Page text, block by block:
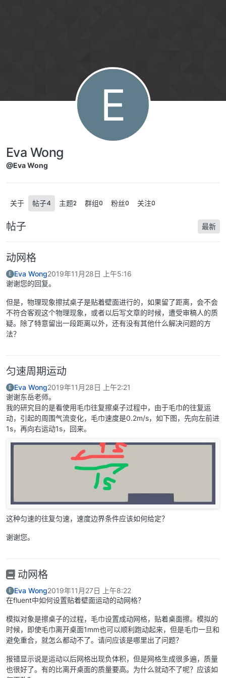
E
Eva Wong
@Eva Wong
关于 帖子4 主题2 群组0 粉丝0 关注0
帖子 最新
动网格
E Eva Wong2019年11月28日 上午5:16
谢谢您的回复。
但是，物理现象擦拭桌子是贴着壁面进行的，如果留了距离，会不会
不符合客观这个物理现象，或者以后写文章的时候，遭受审稿人的质
疑。除了特意留出一段距离以外，还有没有其他什么解决问题的方
法？
匀速周期运动
E Eva Wong2019年11月28日 上午2:21
谢谢东岳老师。
我的研究目的是看使用毛巾往复擦桌子过程中，由于毛巾的往复运
动，引起的周围气流变化，毛巾速度是0.2m/s，如下图，先向左前进
1s，再向右运动1s，回来。
这种匀速的往复匀速，速度边界条件应该如何给定？
谢谢您。
动网格
E Eva Wong2019年11月27日 上午8:22
在fluent中如何设置贴着壁面运动的动网格？
模拟对象是擦桌子的过程，毛巾设置成动网格，贴着桌面擦。模拟的
时候，即使毛巾离开桌面1mm也可以顺利跑动起来，但是毛巾一旦和
避免重合，就怎么都动不了。请问应该是哪里出了问题？
报错显示说是运动以后网格出现负体积，但是网格生成很多遍，质量
也很好了。有的比离开桌面的质量要高。为什么就动不了呢？应该如